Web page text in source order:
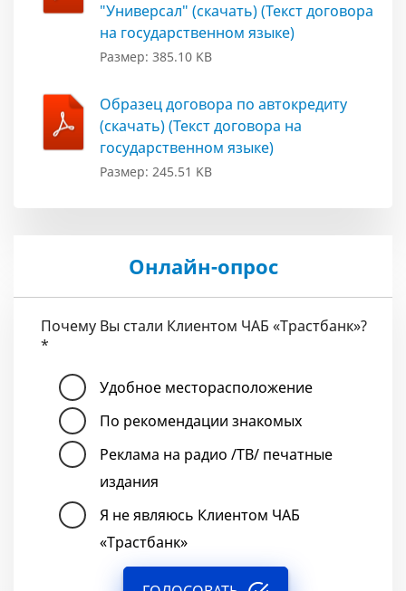
"Универсал" (скачать) (Текст договора
на государственном языке)
Размер: 385.10 KB
Образец договора по автокредиту
(скачать) (Текст договора на
государственном языке)
Размер: 245.51 KB
Онлайн-опрос
Почему Вы стали Клиентом ЧАБ «Трастбанк»?
*
Удобное месторасположение
По рекомендации знакомых
Реклама на радио /ТВ/ печатные
издания
Я не являюсь Клиентом ЧАБ
«Трастбанк»